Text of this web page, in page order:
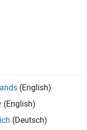
(English)
(English)
(Deutsch)